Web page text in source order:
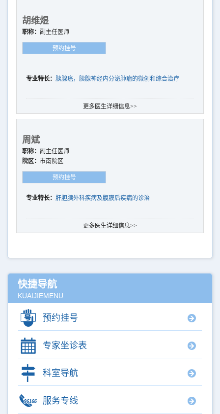
胡维煜
职称： 副主任医师
预约挂号
专业特长： 胰腺癌，胰腺神经内分泌肿瘤的微创和综合治疗
更多医生详细信息>>
周斌
职称： 副主任医师
院区：市南院区
预约挂号
专业特长： 肝胆胰外科疾病及腹膜后疾病的诊治
更多医生详细信息>>
快捷导航
KUAIJIEMENU
预约挂号
专家坐诊表
科室导航
服务专线